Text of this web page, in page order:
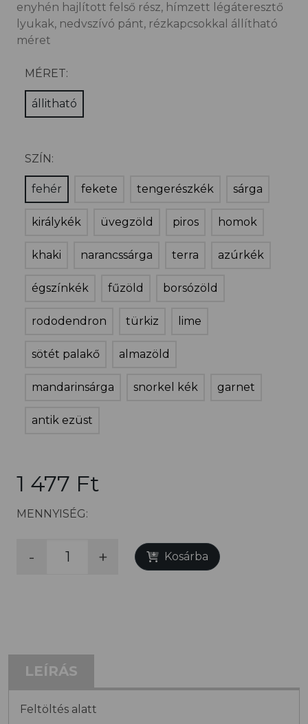
enyhén hajlított felső rész, hímzett légáteresztő
lyukak, nedvszívó pánt, rézkapcsokkal állítható
méret
MÉRET:
állitható
SZÍN:
fehér fekete tengerészkék sárga
királykék üvegzöld piros homok
khaki narancssárga terra azúrkék
égszínkék fűzöld borsózöld
rododendron türkiz lime
sötét palakő almazöld
mandarinsárga snorkel kék garnet
antik ezüst
1 477 Ft
MENNYISÉG:
- + Kosárba
LEÍRÁS
Feltöltés alatt